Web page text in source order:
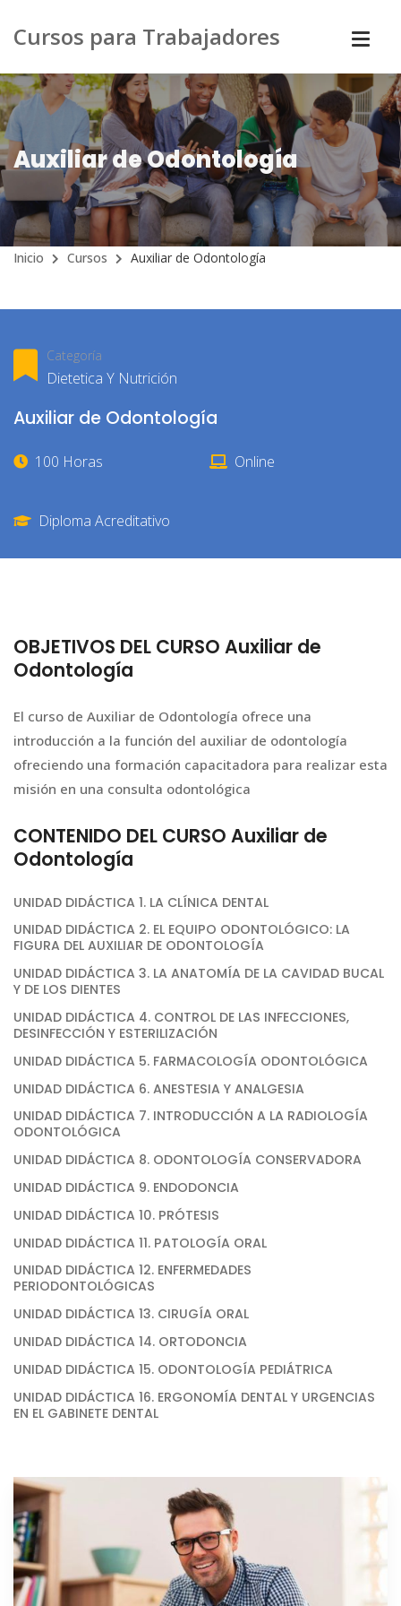
Cursos para Trabajadores
Auxiliar de Odontología
Inicio Cursos Auxiliar de Odontología
Categoría
Dietetica Y Nutrición
Auxiliar de Odontología
100 Horas Online
Diploma Acreditativo
OBJETIVOS DEL CURSO Auxiliar de
Odontología
El curso de Auxiliar de Odontología ofrece una
introducción a la función del auxiliar de odontología
ofreciendo una formación capacitadora para realizar esta
misión en una consulta odontológica
CONTENIDO DEL CURSO Auxiliar de
Odontología
UNIDAD DIDÁCTICA 1. LA CLÍNICA DENTAL
UNIDAD DIDÁCTICA 2. EL EQUIPO ODONTOLÓGICO: LA
FIGURA DEL AUXILIAR DE ODONTOLOGÍA
UNIDAD DIDÁCTICA 3. LA ANATOMÍA DE LA CAVIDAD BUCAL
Y DE LOS DIENTES
UNIDAD DIDÁCTICA 4. CONTROL DE LAS INFECCIONES,
DESINFECCIÓN Y ESTERILIZACIÓN
UNIDAD DIDÁCTICA 5. FARMACOLOGÍA ODONTOLÓGICA
UNIDAD DIDÁCTICA 6. ANESTESIA Y ANALGESIA
UNIDAD DIDÁCTICA 7. INTRODUCCIÓN A LA RADIOLOGÍA
ODONTOLÓGICA
UNIDAD DIDÁCTICA 8. ODONTOLOGÍA CONSERVADORA
UNIDAD DIDÁCTICA 9. ENDODONCIA
UNIDAD DIDÁCTICA 10. PRÓTESIS
UNIDAD DIDÁCTICA 11. PATOLOGÍA ORAL
UNIDAD DIDÁCTICA 12. ENFERMEDADES
PERIODONTOLÓGICAS
UNIDAD DIDÁCTICA 13. CIRUGÍA ORAL
UNIDAD DIDÁCTICA 14. ORTODONCIA
UNIDAD DIDÁCTICA 15. ODONTOLOGÍA PEDIÁTRICA
UNIDAD DIDÁCTICA 16. ERGONOMÍA DENTAL Y URGENCIAS
EN EL GABINETE DENTAL